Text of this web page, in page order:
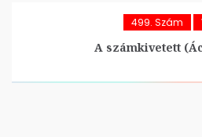
499. Szám
A számkivetett